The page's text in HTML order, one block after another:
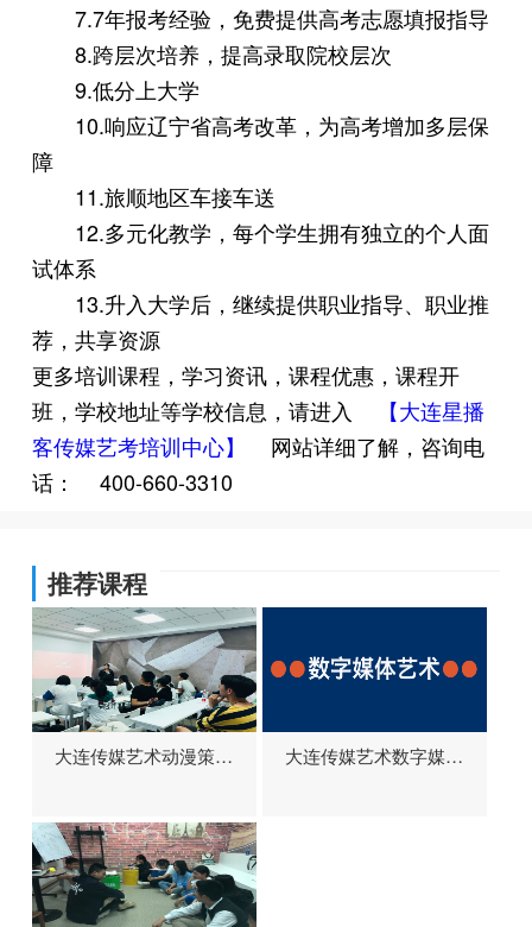
7.7年报考经验，免费提供高考志愿填报指导
8.跨层次培养，提高录取院校层次
9.低分上大学
10.响应辽宁省高考改革，为高考增加多层保
障
11.旅顺地区车接车送
12.多元化教学，每个学生拥有独立的个人面
试体系
13.升入大学后，继续提供职业指导、职业推
荐，共享资源
更多培训课程，学习资讯，课程优惠，课程开
班，学校地址等学校信息，请进入
【大连星播
客传媒艺考培训中心】
网站详细了解，咨询电
话：
400-660-3310
推荐课程
大连传媒艺术动漫策划
大连传媒艺术数字媒体